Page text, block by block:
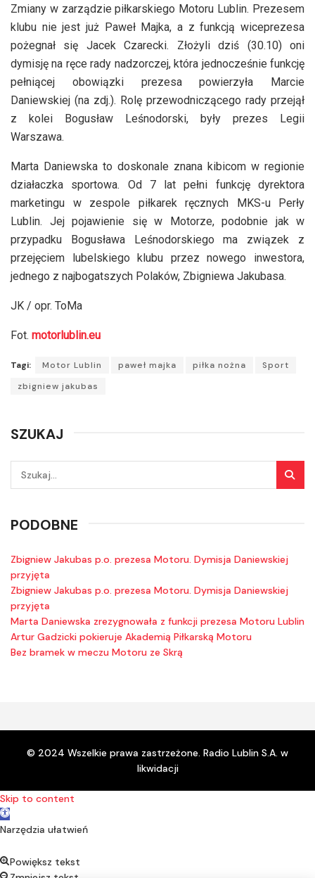
Zmiany w zarządzie piłkarskiego Motoru Lublin. Prezesem
klubu nie jest już Paweł Majka, a z funkcją wiceprezesa
pożegnał się Jacek Czarecki. Złożyli dziś (30.10) oni
dymisję na ręce rady nadzorczej, która jednocześnie funkcję
pełniącej obowiązki prezesa powierzyła Marcie
Daniewskiej (na zdj.). Rolę przewodniczącego rady przejął
z kolei Bogusław Leśnodorski, były prezes Legii
Warszawa.
Marta Daniewska to doskonale znana kibicom w regionie
działaczka sportowa. Od 7 lat pełni funkcję dyrektora
marketingu w zespole piłkarek ręcznych MKS-u Perły
Lublin. Jej pojawienie się w Motorze, podobnie jak w
przypadku Bogusława Leśnodorskiego ma związek z
przejęciem lubelskiego klubu przez nowego inwestora,
jednego z najbogatszych Polaków, Zbigniewa Jakubasa.
JK / opr. ToMa
Fot. motorlublin.eu
Tagi: Motor Lublin paweł majka piłka nożna
Sport
zbigniew jakubas
SZUKAJ
PODOBNE
Zbigniew Jakubas p.o. prezesa Motoru. Dymisja Daniewskiej
przyjęta
Zbigniew Jakubas p.o. prezesa Motoru. Dymisja Daniewskiej
przyjęta
Marta Daniewska zrezygnowała z funkcji prezesa Motoru Lublin
Artur Gadzicki pokieruje Akademią Piłkarską Motoru
Bez bramek w meczu Motoru ze Skrą
© 2024 Wszelkie prawa zastrzeżone. Radio Lublin S.A. w
likwidacji
Skip to content
Open toolbar
Narzędzia ułatwień
Powiększ tekst